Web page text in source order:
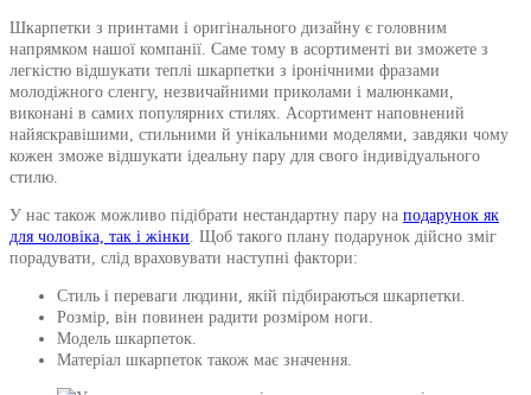
Шкарпетки з принтами і оригінального дизайну є головним
напрямком нашої компанії. Саме тому в асортименті ви зможете з
легкістю відшукати теплі шкарпетки з іронічними фразами
молодіжного сленгу, незвичайними приколами і малюнками,
виконані в самих популярних стилях. Асортимент наповнений
найяскравішими, стильними й унікальними моделями, завдяки чому
кожен зможе відшукати ідеальну пару для свого індивідуального
стилю.
У нас також можливо підібрати нестандартну пару на подарунок як
для чоловіка, так і жінки . Щоб такого плану подарунок дійсно зміг
порадувати, слід враховувати наступні фактори:
Стиль і переваги людини, якій підбираються шкарпетки.
Розмір, він повинен радити розміром ноги.
Модель шкарпеток.
Матеріал шкарпеток також має значення.